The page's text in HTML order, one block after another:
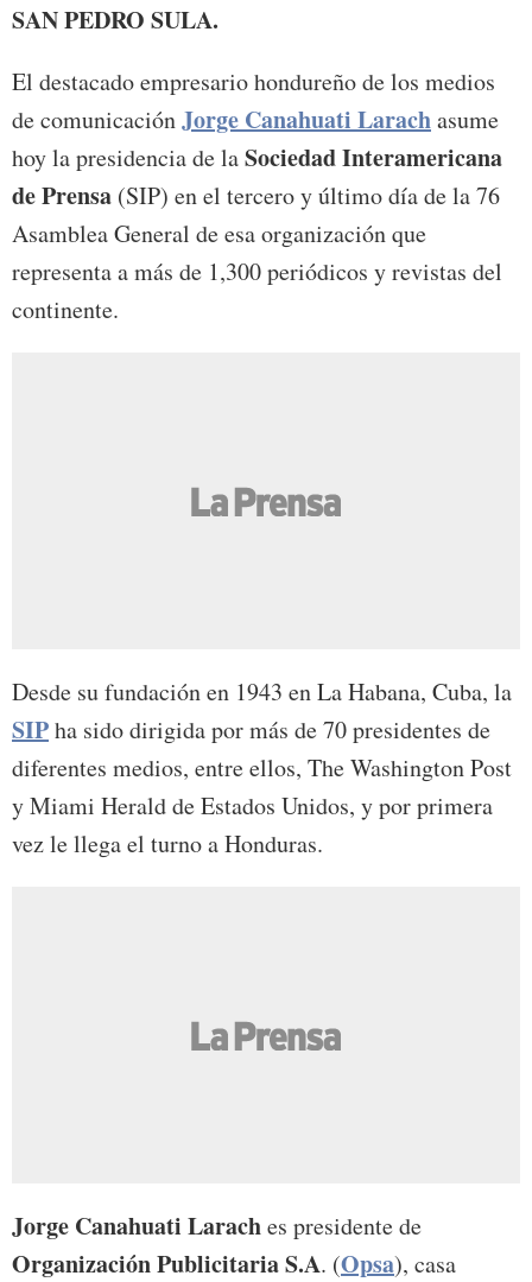
SAN PEDRO SULA.
El destacado empresario hondureño de los medios
de comunicaciónJorge Canahuati Larachasume
hoy la presidencia de laSociedad Interamericana
de Prensa (SIP) en el tercero y último día de la 76
Asamblea General de esa organización que
representa a más de 1,300 periódicos y revistas del
continente.
Desde su fundación en 1943 en La Habana, Cuba, la
SIPha sido dirigida por más de 70 presidentes de
diferentes medios, entre ellos, The Washington Post
y Miami Herald de Estados Unidos, y por primera
vez le llega el turno a Honduras.
Jorge Canahuati Laraches presidente de
Organización Publicitaria S.A. (Opsa), casa